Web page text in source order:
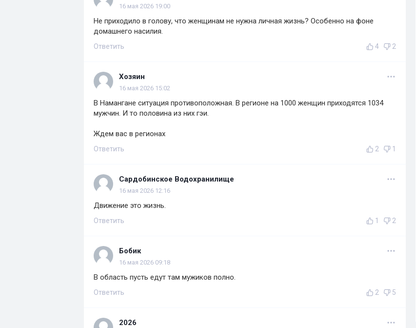
16 мая 2026 19:00
Не приходило в голову, что женщинам не нужна личная жизнь? Особенно на фоне
домашнего насилия.
Ответить 4 2
Хозяин
16 мая 2026 15:02
В Намангане ситуация противоположная. В регионе на 1000 женщин приходятся 1034
мужчин. И то половина из них гэи.
Ждем вас в регионах
Ответить 2 1
Сардобинское Водохранилище
16 мая 2026 12:16
Движение это жизнь.
Ответить 1 2
Бобик
16 мая 2026 09:18
В область пусть едут там мужиков полно.
Ответить 2 5
2026